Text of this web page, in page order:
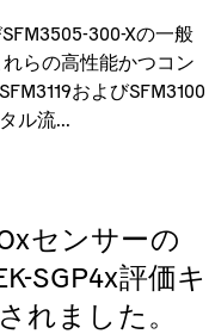
300-Xの一般
らの高性能かつコン
およびSFM3100
ル流...
センサーの
SGP4x評価キ
れました。